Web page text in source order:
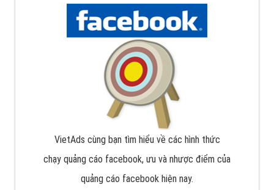
VietAds cùng bạn tìm hiểu về các hình thức
chạy quảng cáo facebook, ưu và nhược điểm của
quảng cáo facebook hiện nay.